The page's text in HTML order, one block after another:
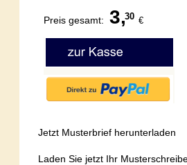
Preis gesamt: 3, 30 €
Jetzt Musterbrief herunterladen
Laden Sie jetzt Ihr Musterschreiben